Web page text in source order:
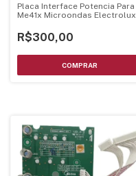
Placa Interface Potencia Para
Me41x Microondas Electrolux
R$300,00